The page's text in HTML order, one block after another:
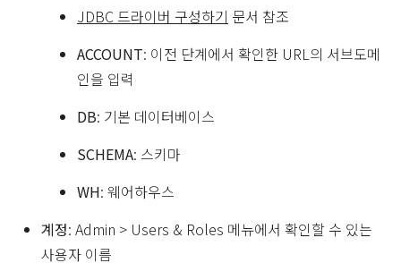
JDBC 드라이버 구성하기 문서 참조
ACCOUNT: 이전 단계에서 확인한 URL의 서브도메
인을 입력
DB: 기본 데이터베이스
SCHEMA: 스키마
WH: 웨어하우스
계정: Admin > Users & Roles 메뉴에서 확인할 수 있는
사용자 이름